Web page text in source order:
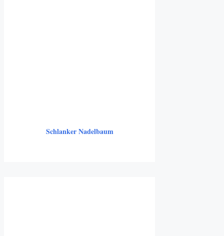
Schlanker Nadelbaum